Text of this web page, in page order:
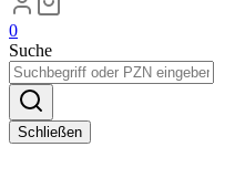
0
Suche
Schließen